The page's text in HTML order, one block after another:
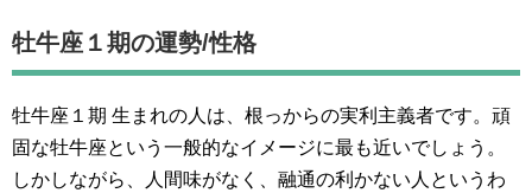
牡牛座１期の運勢/性格
牡牛座１期 生まれの人は、根っからの実利主義者です。頑
固な牡牛座という一般的なイメージに最も近いでしょう。
しかしながら、人間味がなく、融通の利かない人というわ